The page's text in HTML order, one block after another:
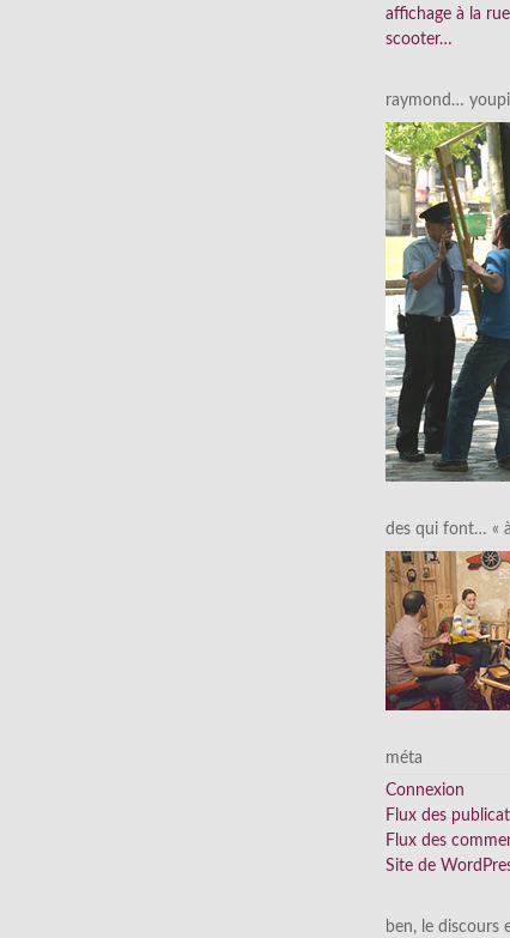
affichage à la
scooter…
raymond…
des qui font… «
méta
Connexion
Flux des
Flux des
Site de
ben, le discours